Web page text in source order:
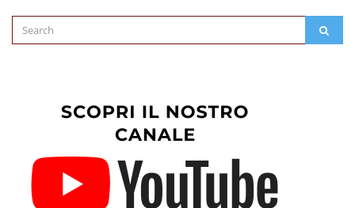
Search
for: